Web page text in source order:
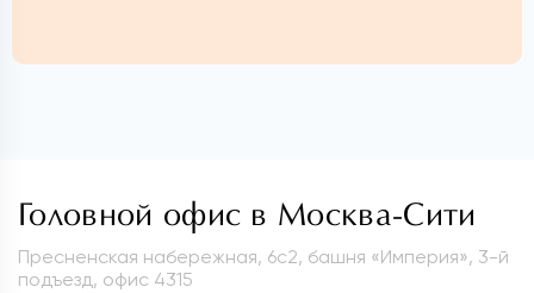
Головной офис в Москва-Сити
Пресненская набережная, 6с2, башня «Империя», 3-й
подъезд, офис 4315